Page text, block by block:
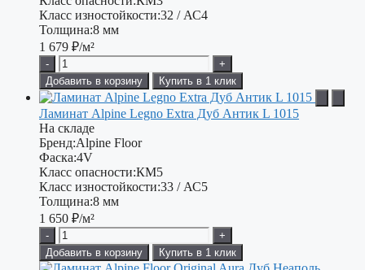
Класс изностойкости:32 / АС4
Толщина:8 мм
1 679 ₽/м²
-
+
Добавить в корзину
Купить в 1 клик
Ламинат Alpine Legno Extra Дуб Антик L 1015
На складе
Бренд:Alpine Floor
Фаска:4V
Класс опасности:КМ5
Класс изностойкости:33 / АС5
Толщина:8 мм
1 650 ₽/м²
-
+
Добавить в корзину
Купить в 1 клик